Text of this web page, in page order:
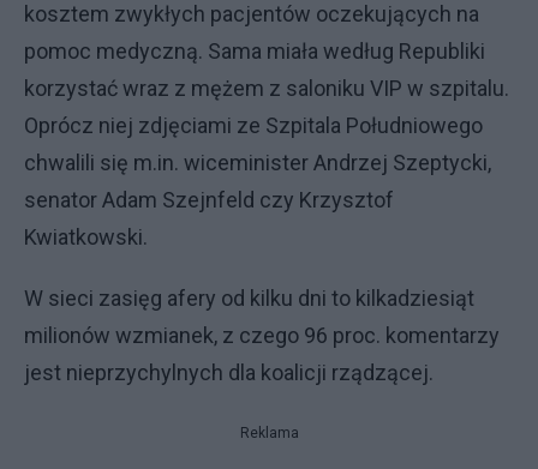
kosztem zwykłych pacjentów oczekujących na
pomoc medyczną. Sama miała według Republiki
korzystać wraz z mężem z saloniku VIP w szpitalu.
Oprócz niej zdjęciami ze Szpitala Południowego
chwalili się m.in. wiceminister Andrzej Szeptycki,
senator Adam Szejnfeld czy Krzysztof
Kwiatkowski.
W sieci zasięg afery od kilku dni to kilkadziesiąt
milionów wzmianek, z czego 96 proc. komentarzy
jest nieprzychylnych dla koalicji rządzącej.
Reklama